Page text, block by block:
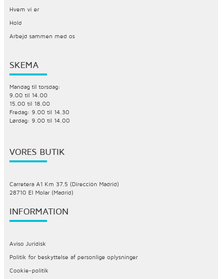
Hvem vi er
Hold
Arbejd sammen med os
SKEMA
Mandag til torsdag:
9.00 til 14.00
15.00 til 18.00
Fredag: 9.00 til 14.30
Lørdag: 9.00 til 14.00
VORES BUTIK
Carretera A1 Km 37.5 (Dirección Madrid)
28710 El Molar (Madrid)
INFORMATION
Aviso Juridisk
Politik for beskyttelse af personlige oplysninger
Cookie-politik